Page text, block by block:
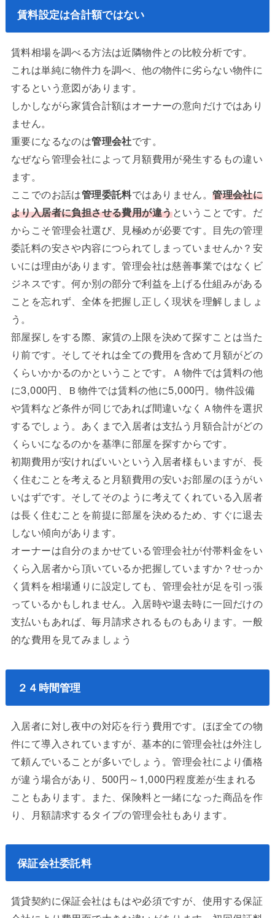
賃料設定は合計額ではない
賃料相場を調べる方法は近隣物件との比較分析です。
これは単純に物件力を調べ、他の物件に劣らない物件に
するという意図があります。
しかしながら家賃合計額はオーナーの意向だけではあり
ません。
重要になるなのは管理会社です。
なぜなら管理会社によって月額費用が発生するもの違い
ます。
ここでのお話は管理委託料ではありません。管理会社に
より入居者に負担させる費用が違うということです。だ
からこそ管理会社選び、見極めが必要です。目先の管理
委託料の安さや内容につられてしまっていませんか？安
いには理由があります。管理会社は慈善事業ではなくビ
ジネスです。何か別の部分で利益を上げる仕組みがある
ことを忘れず、全体を把握し正しく現状を理解しましょ
う。
部屋探しをする際、家賃の上限を決めて探すことは当た
り前です。そしてそれは全ての費用を含めて月額がどの
くらいかかるのかということです。Ａ物件では賃料の他
に3,000円、Ｂ物件では賃料の他に5,000円。物件設備
や賃料など条件が同じであれば間違いなくＡ物件を選択
するでしょう。あくまで入居者は支払う月額合計がどの
くらいになるのかを基準に部屋を探すからです。
初期費用が安ければいいという入居者様もいますが、長
く住むことを考えると月額費用の安いお部屋のほうがい
いはずです。そしてそのように考えてくれている入居者
は長く住むことを前提に部屋を決めるため、すぐに退去
しない傾向があります。
オーナーは自分のまかせている管理会社が付帯料金をい
くら入居者から頂いているか把握していますか？せっか
く賃料を相場通りに設定しても、管理会社が足を引っ張
っているかもしれません。入居時や退去時に一回だけの
支払いもあれば、毎月請求されるものもあります。一般
的な費用を見てみましょう
２４時間管理
入居者に対し夜中の対応を行う費用です。ほぼ全ての物
件にて導入されていますが、基本的に管理会社は外注し
て頼んでいることが多いでしょう。管理会社により価格
が違う場合があり、500円～1,000円程度差が生まれる
こともあります。また、保険料と一緒になった商品を作
り、月額請求するタイプの管理会社もあります。
保証会社委託料
賃貸契約に保証会社はもはや必須ですが、使用する保証